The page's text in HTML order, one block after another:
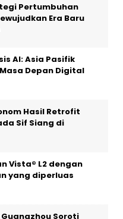
Pertumbuhan
Era Baru
AI: Asia Pasifik
Depan Digital
Hasil Retrofit
Sif Siang di
Vista® L2 dengan
yang diperluas
Soroti